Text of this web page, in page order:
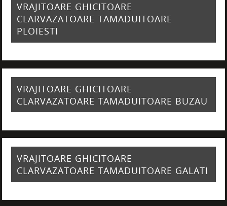
VRAJITOARE GHICITOARE
CLARVAZATOARE TAMADUITOARE
PLOIESTI
VRAJITOARE GHICITOARE
CLARVAZATOARE TAMADUITOARE BUZAU
VRAJITOARE GHICITOARE
CLARVAZATOARE TAMADUITOARE GALATI